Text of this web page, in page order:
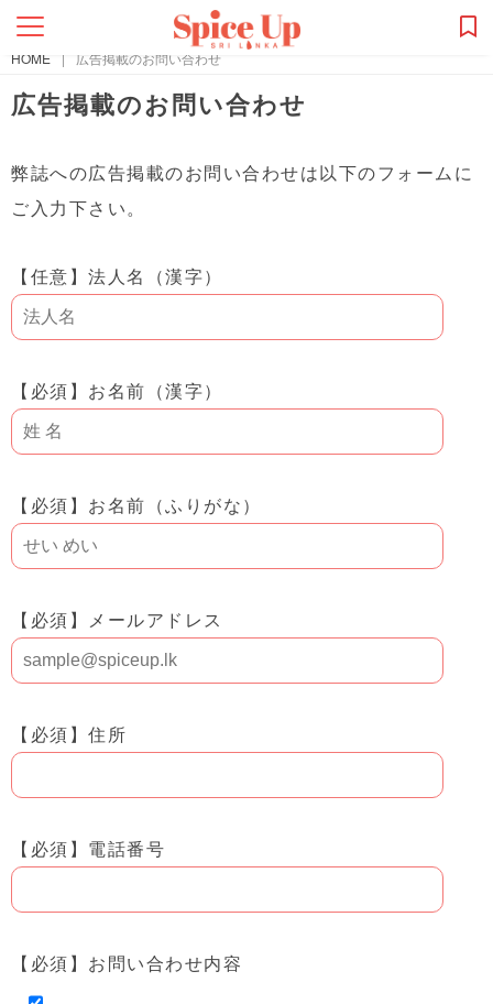
HOME | 広告掲載のお問い合わせ
広告掲載のお問い合わせ
弊誌への広告掲載のお問い合わせは以下のフォームに
ご入力下さい。
【任意】 法人名（漢字）
【必須】 お名前（漢字）
【必須】 お名前（ふりがな）
【必須】 メールアドレス
【必須】 住所
【必須】 電話番号
【必須】 お問い合わせ内容